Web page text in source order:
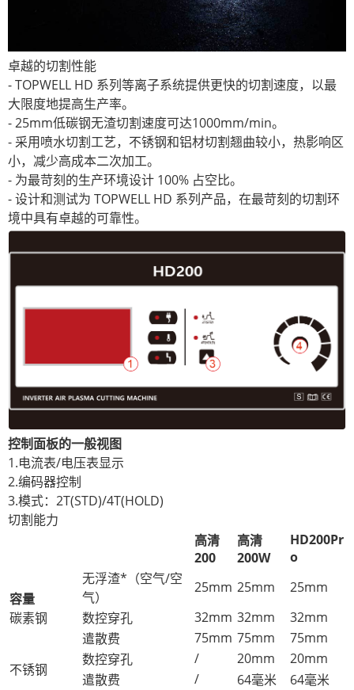
卓越的切割性能
- TOPWELL HD 系列等离子系统提供更快的切割速度，以最
大限度地提高生产率。
- 25mm低碳钢无渣切割速度可达1000mm/min。
- 采用喷水切割工艺，不锈钢和铝材切割翘曲较小，热影响区
小，减少高成本二次加工。
- 为最苛刻的生产环境设计 100% 占空比。
- 设计和测试为 TOPWELL HD 系列产品，在最苛刻的切割环
境中具有卓越的可靠性。
控制面板的一般视图
1.电流表/电压表显示
2.编码器控制
3.模式：2T(STD)/4T(HOLD)
切割能力
高清
200
高清
200W
HD200Pr
o
容量
碳素钢
无浮渣*（空气/空
气）
25mm 25mm
25mm
数控穿孔
32mm 32mm
32mm
遣散费
75mm 75mm
75mm
不锈钢
数控穿孔 / 20mm
20mm
遣散费
/ 64毫米
64毫米